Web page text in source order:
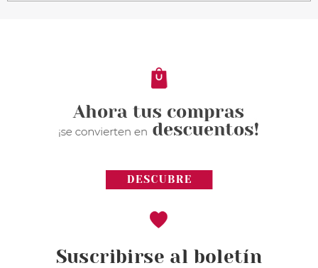
1.39€
Suscribirse al boletín